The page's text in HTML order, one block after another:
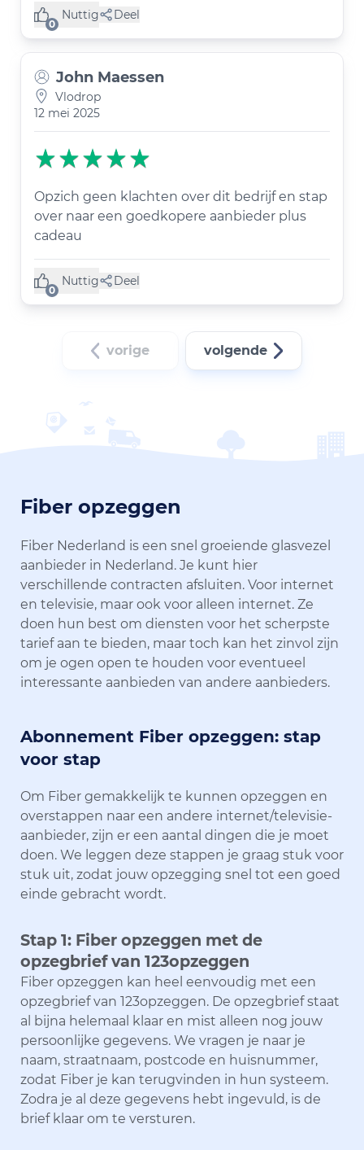
0
Nuttig
(0 like) Deel
John Maessen
Vlodrop
12 mei 2025
Opzich geen klachten over dit bedrijf en stap
over naar een goedkopere aanbieder plus
cadeau
0
Nuttig
(0 like) Deel
vorige volgende
Fiber opzeggen
Fiber Nederland is een snel groeiende glasvezel
aanbieder in Nederland. Je kunt hier
verschillende contracten afsluiten. Voor internet
en televisie, maar ook voor alleen internet. Ze
doen hun best om diensten voor het scherpste
tarief aan te bieden, maar toch kan het zinvol zijn
om je ogen open te houden voor eventueel
interessante aanbieden van andere aanbieders.
Abonnement Fiber opzeggen: stap
voor stap
Om Fiber gemakkelijk te kunnen opzeggen en
overstappen naar een andere internet/televisie-
aanbieder, zijn er een aantal dingen die je moet
doen. We leggen deze stappen je graag stuk voor
stuk uit, zodat jouw opzegging snel tot een goed
einde gebracht wordt.
Stap 1: Fiber opzeggen met de
opzegbrief van 123opzeggen
Fiber opzeggen kan heel eenvoudig met een
opzegbrief van 123opzeggen. De opzegbrief staat
al bijna helemaal klaar en mist alleen nog jouw
persoonlijke gegevens. We vragen je naar je
naam, straatnaam, postcode en huisnummer,
zodat Fiber je kan terugvinden in hun systeem.
Zodra je al deze gegevens hebt ingevuld, is de
brief klaar om te versturen.